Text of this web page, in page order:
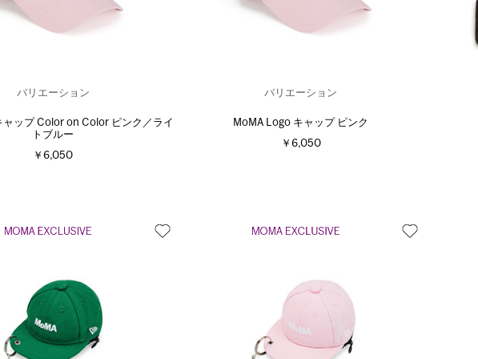
バリエーション
ャップ Color on Color ピンク／ライ
トブルー
￥6,050
バリエーション
MoMA Logo キャップ ピンク
￥6,050